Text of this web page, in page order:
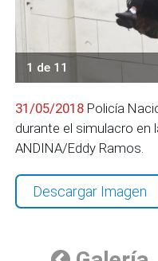
1 de 11
31/05/2018 Policía
durante el simulacro en
ANDINA/Eddy Ramos.
Descargar Imagen